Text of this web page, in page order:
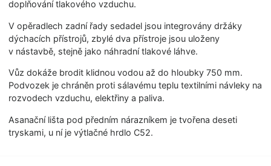
doplňování tlakového vzduchu.
V opěradlech zadní řady sedadel jsou integrovány držáky
dýchacích přístrojů, zbylé dva přístroje jsou uloženy
v nástavbě, stejně jako náhradní tlakové láhve.
Vůz dokáže brodit klidnou vodou až do hloubky 750 mm.
Podvozek je chráněn proti sálavému teplu textilními návleky na
rozvodech vzduchu, elektřiny a paliva.
Asanační lišta pod předním nárazníkem je tvořena deseti
tryskami, u ní je výtlačné hrdlo C52.